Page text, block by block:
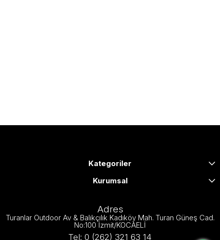
Kategoriler
Kurumsal
Adres
Turanlar Outdoor Av & Balıkçılık Kadıköy Mah. Turan Güneş Cad.
No:100 İzmit/KOCAELİ
Tel: 0 (262) 321 63 14